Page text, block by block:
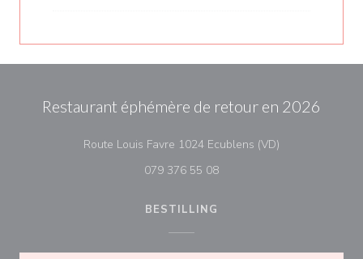
Restaurant éphémère de retour en 2026
Route Louis Favre 1024 Ecublens (VD)
079 376 55 08
BESTILLING